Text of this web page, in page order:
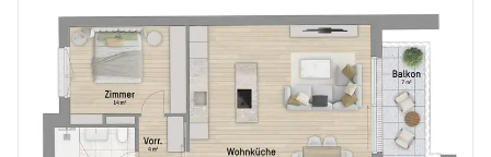
- 3-Zimmer-Eigentumswohnung
- Nähe Bahnhof Liesing
- Auf Eigengrund
- Hebe-/Schiebetür vom Wohnbereich zur Terrasse
- Badezimmer mit Dusche, Badewanne und WC
- Extra Wirtschaftsraum mit Waschmaschinenanschluss
- 1 WC in eigenem Raum